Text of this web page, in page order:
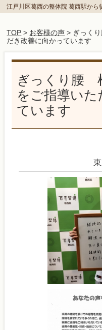
江戸川区葛西の整体院 葛西駅から
TOP > お客様の声 > ぎっく
だき改善に向かっています
ぎっくり腰
をご指導いた
ています